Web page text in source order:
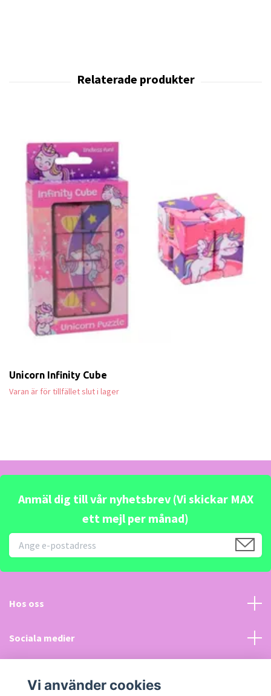
Unicorn Infinity Cube
Varan är för tillfället slut i lager
Anmäl dig till vår nyhetsbrev (Vi skickar MAX
ett mejl per månad)
Hos oss
Sociala medier
Vi använder cookies